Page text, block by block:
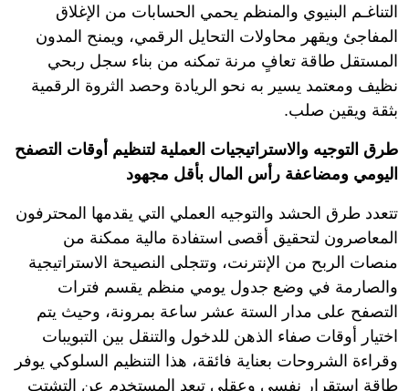
التناغـم البنيوي والمنظم يحمي الحسابات من الإغلاق
المفاجئ ويقهر محاولات التحايل الرقمي، ويمنح المدون
المستقل طاقة تعافٍ مرنة تمكنه من بناء سجل ربحي
نظيف ومعتمد يسير به نحو الريادة وحصد الثروة الرقمية
بثقة ويقين صلب.
طرق التوجيه والاستراتيجيات العملية لتنظيم أوقات التصفح
اليومي ومضاعفة رأس المال بأقل مجهود
تتعدد طرق الحشد والتوجيه العملي التي يقدمها المحترفون
المعاصرون لتحقيق أقصى استفادة مالية ممكنة من
منصات الربح من الإنترنت، وتتجلى النصيحة الاستراتيجية
والصارمة في وضع جدول يومي منظم يقسم فترات
التصفح على مدار الستة عشر ساعة بمرونة، وحيث يتم
اختيار أوقات صفاء الذهن للدخول والتنقل بين التبويبات
وقراءة الشروحات بعناية فائقة، هذا التنظيم السلوكي يوفر
طاقة استقرار نفسي وعقلي تبعد المستخدم عن التشتت